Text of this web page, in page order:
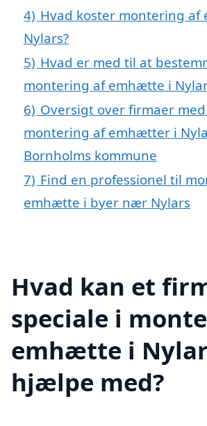
4) Hvad koster montering af
Nylars?
5) Hvad er med til at
montering af emhætte i
6) Oversigt over firmaer
montering af emhætter i
Bornholms kommune
7) Find en professionel til
emhætte i byer nær Nylars
Hvad kan et
speciale i
emhætte i
hjælpe med?